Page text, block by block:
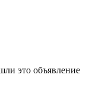
это объявление